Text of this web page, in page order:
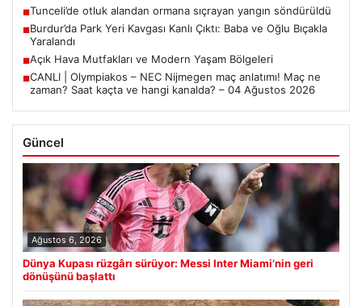
■Tunceli’de otluk alandan ormana sıçrayan yangın söndürüldü
■Burdur’da Park Yeri Kavgası Kanlı Çıktı: Baba ve Oğlu Bıçakla
Yaralandı
■Açık Hava Mutfakları ve Modern Yaşam Bölgeleri
■CANLI | Olympiakos – NEC Nijmegen maç anlatımı! Maç ne
zaman? Saat kaçta ve hangi kanalda? – 04 Ağustos 2026
Güncel
Ağustos 6, 2026
Dünya Kupası rüzgârı sürüyor: Messi Inter Miami’nin geri
dönüşünü başlattı